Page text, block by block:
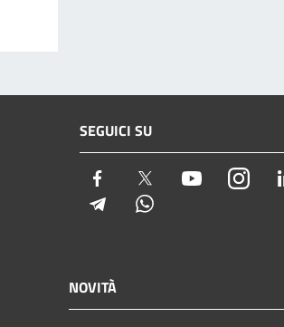
SEGUICI SU
Facebook Twitter Youtube
Telegram
NOVITÀ